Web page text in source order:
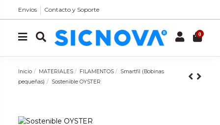
Envíos Contacto y Soporte
0
Inicio MATERIALES FILAMENTOS
Smartfil (Bobinas
pequeñas)
Sostenible OYSTER